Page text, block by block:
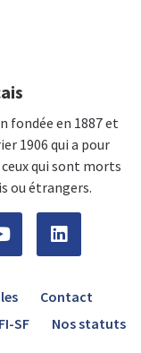
fondée en 1887 et
1906 qui a pour
qui sont morts
ou étrangers.
Contact
SF Nos statuts